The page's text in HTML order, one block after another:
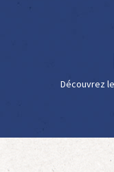
Découvrez